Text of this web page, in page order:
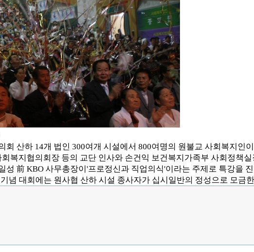
산하 14개 법인 300여개 시설에서 800여명의 원불교 사회복지인
복지협의회장 등의 교단 인사와 손건익 보건복지가족부 사회정
성 前 KBO 사무총장이'프로정신과 직업의식'이라는 주제로 특강
념 대회에는 원사협 산하 시설 종사자가 십시일반의 정성으로 모